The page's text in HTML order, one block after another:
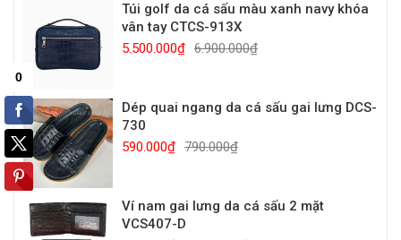
Túi golf da cá sấu màu xanh navy khóa
vân tay CTCS-913X
5.500.000₫ 6.900.000₫
Dép quai ngang da cá sấu gai lưng DCS-
730
590.000₫ 790.000₫
Ví nam gai lưng da cá sấu 2 mặt
VCS407-D